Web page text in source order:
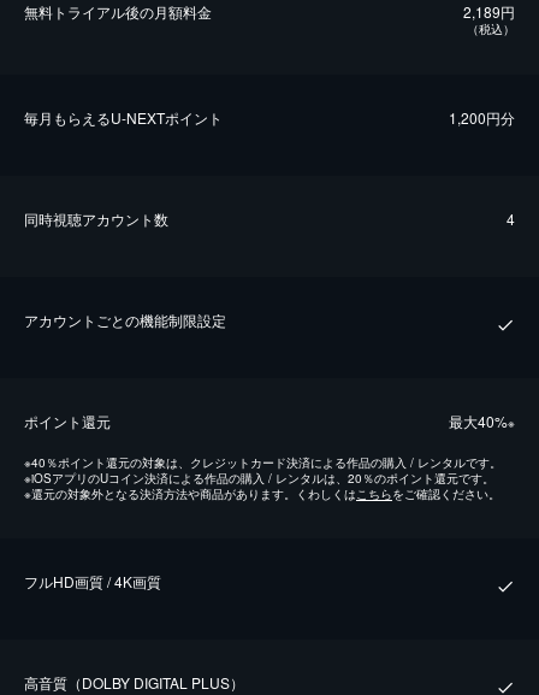
無料トライアル後の⽉額料金 2,189円
（税込）
毎⽉もらえるU-NEXTポイント 1,200円分
同時視聴アカウント数 4
アカウントごとの機能制限設定
ポイント還元 最⼤40%※
※40％ポイント還元の対象は、クレジットカード決済による作品の購入 / レンタルです。
※iOSアプリのUコイン決済による作品の購入 / レンタルは、20％のポイント還元です。
※還元の対象外となる決済方法や商品があります。くわしくはこちらをご確認ください。
フルHD画質 / 4K画質
⾼⾳質（DOLBY DIGITAL PLUS）